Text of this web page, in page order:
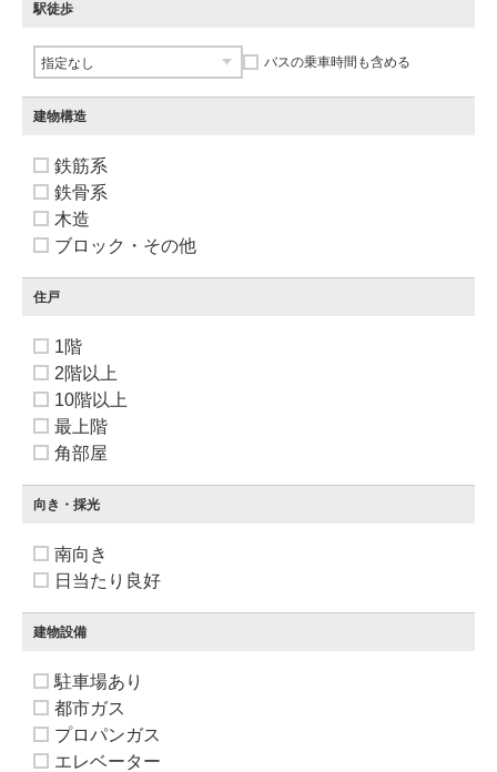
駅徒歩
バスの乗車時間も含める
建物構造
鉄筋系
鉄骨系
木造
ブロック・その他
住戸
1階
2階以上
10階以上
最上階
角部屋
向き・採光
南向き
日当たり良好
建物設備
駐車場あり
都市ガス
プロパンガス
エレベーター